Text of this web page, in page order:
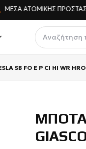
ΑΤΟΜΙΚΉΣ ΠΡΟΣΤΑΣΊΑΣ
SB FO E P CI HI WR HRO